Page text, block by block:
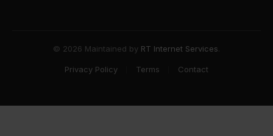
© 2026 Maintained by RT Internet Services
Privacy Policy Terms Contact